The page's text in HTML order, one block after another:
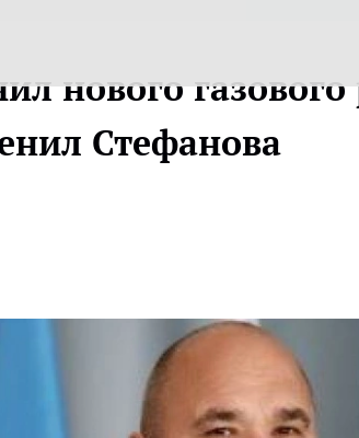
нового
Стефанова